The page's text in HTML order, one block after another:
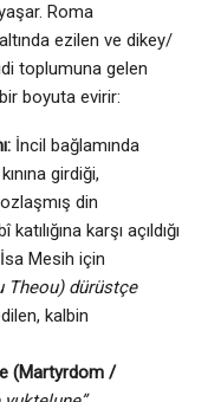
Roma
ezilen ve dikey/
toplumuna gelen
boyuta evirir:
İncil bağlamında
girdiği,
din
karşı açıldığı
İsa Mesih için
Theou) dürüstçe
kalbin
(Martyrdom /